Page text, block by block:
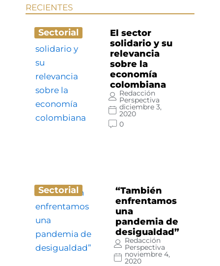
RECIENTES
Sectorial
El sector
solidario y su
relevancia
sobre la
economía
colombiana
Redacción
Perspectiva
diciembre 3,
2020
0
Sectorial
“También
enfrentamos
una
pandemia de
desigualdad”
Redacción
Perspectiva
noviembre 4,
2020